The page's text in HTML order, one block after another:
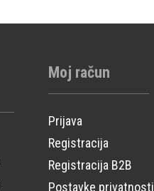
Moj račun
Prijava
Registracija
Registracija B2B
Postavke privatnosti